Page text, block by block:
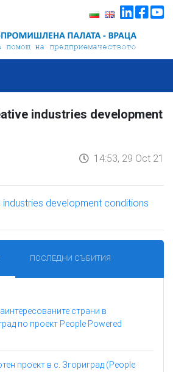
industries development
14:53, 29 Oct 21
development conditions
ПОСЛЕДНИ СЪБИТИЯ
страни в
по проект People Powered
проект в с. Згориград (People